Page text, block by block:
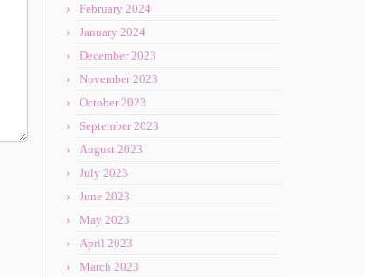
February 2024
January 2024
December 2023
November 2023
October 2023
September 2023
August 2023
July 2023
June 2023
May 2023
April 2023
March 2023